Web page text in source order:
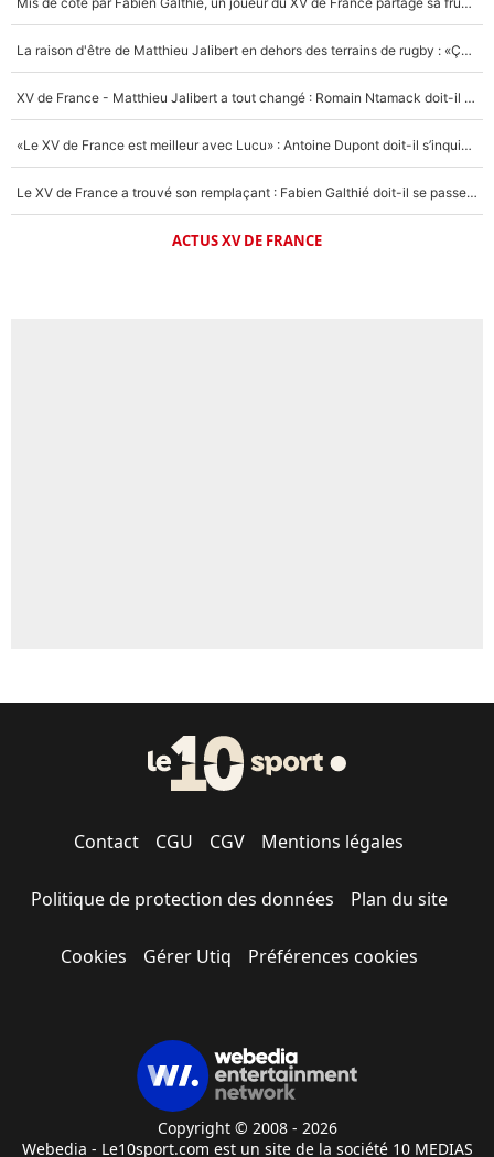
La raison d'être de Matthieu Jalibert en dehors des terrains de rugby : «Ça m'atteint autant que si tu touches à un membre de ma famille»
XV de France - Matthieu Jalibert a tout changé : Romain Ntamack doit-il s’inquiéter pour sa place à un an de la Coupe du monde ?
«Le XV de France est meilleur avec Lucu» : Antoine Dupont doit-il s’inquiéter pour sa place ?
Le XV de France a trouvé son remplaçant : Fabien Galthié doit-il se passer d'Antoine Dupont ?
ACTUS XV DE FRANCE
Contact CGU CGV Mentions légales
Politique de protection des données Plan du site
Cookies Gérer Utiq Préférences cookies
Copyright © 2008 - 2026
Webedia - Le10sport.com est un site de la société 10 MEDIAS